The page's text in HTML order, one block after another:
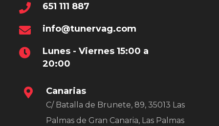
651 111 887
info@tunervag.com
Lunes - Viernes 15:00 a
20:00
Canarias
C/ Batalla de Brunete, 89, 35013 Las
Palmas de Gran Canaria, Las Palmas